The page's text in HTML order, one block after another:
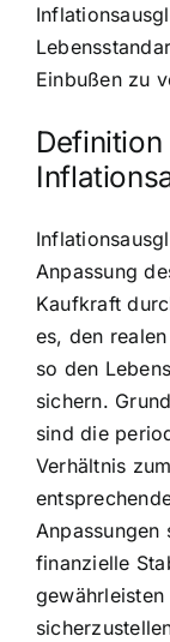
Einbußen zu
Anpassung
Kaufkraft
es, den
so den
sichern.
sind die
Verhältnis
Anpassungen
finanzielle